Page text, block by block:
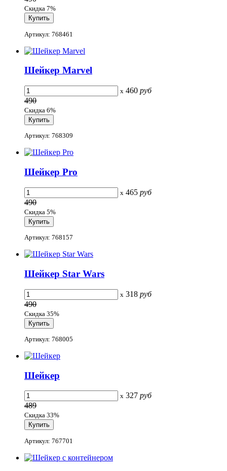
Скидка 7%
Артикул: 768461
Шейкер Marvel
x 460 руб
490
Скидка 6%
Артикул: 768309
Шейкер Pro
x 465 руб
490
Скидка 5%
Артикул: 768157
Шейкер Star Wars
x 318 руб
490
Скидка 35%
Артикул: 768005
Шейкер
x 327 руб
489
Скидка 33%
Артикул: 767701